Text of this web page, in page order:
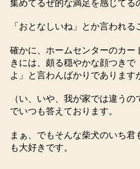
集めてるぜ的な満足を感じてる
「おとなしいね」とか言われる
確かに、ホームセンターのカー
きには、頗る穏やかな顔つきで
よ」と言わんばかりであります
（い、いや、我が家では違うの
でいつも答えております。
まぁ、でもそんな柴犬のいち
も大好きです。